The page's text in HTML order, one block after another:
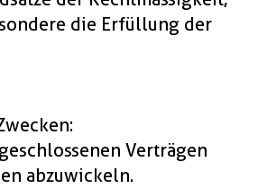
die Erfüllung der
Verträgen
abzuwickeln.